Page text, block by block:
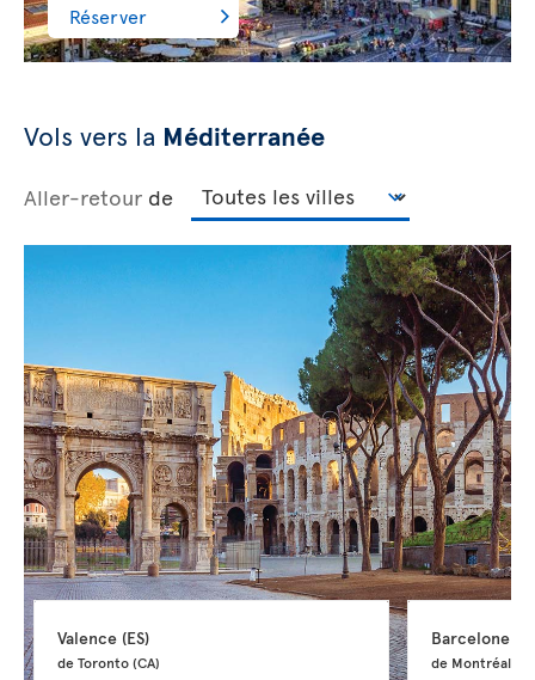
Réserver
Vols vers la Méditerranée
Aller-retour de
Valence (ES)
de Toronto (CA)
Barcelone
de Montréal